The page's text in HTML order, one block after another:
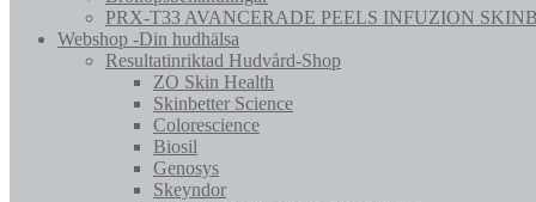
PRX-T33 AVANCERADE PEELS INFUZION
Webshop -Din hudhälsa
Resultatinriktad Hudvård-Shop
ZO Skin Health
Skinbetter Science
Colorescience
Biosil
Genosys
Skeyndor